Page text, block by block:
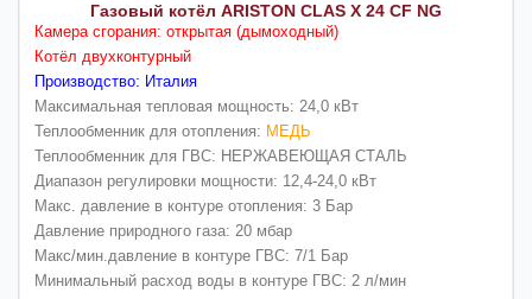
Газовый котёл ARISTON CLAS X 24 CF NG
Камера сгорания: открытая (дымоходный)
Котёл двухконтурный
Производство: Италия
Максимальная тепловая мощность: 24,0 кВт
Теплообменник для отопления: МЕДЬ
Теплообменник для ГВС: НЕРЖАВЕЮЩАЯ СТАЛЬ
Диапазон регулировки мощности: 12,4-24,0 кВт
Макс. давление в контуре отопления: 3 Бар
Давление природного газа: 20 мбар
Макс/мин.давление в контуре ГВС: 7/1 Бар
Минимальный расход воды в контуре ГВС: 2 л/мин